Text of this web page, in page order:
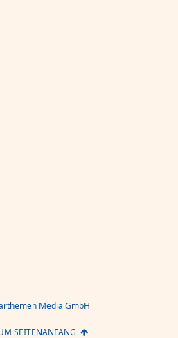
Media GmbH
SEITENANFANG